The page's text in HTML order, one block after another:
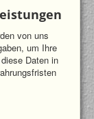
von uns
um Ihre
Daten in